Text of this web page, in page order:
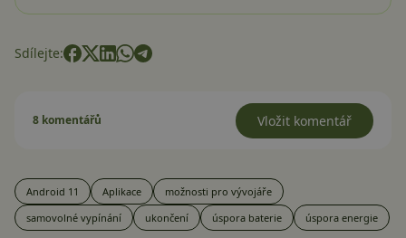
Sdílejte:
8 komentářů Vložit komentář
Android 11 Aplikace
možnosti pro vývojáře
samovolné vypínání
ukončení úspora baterie úspora energie